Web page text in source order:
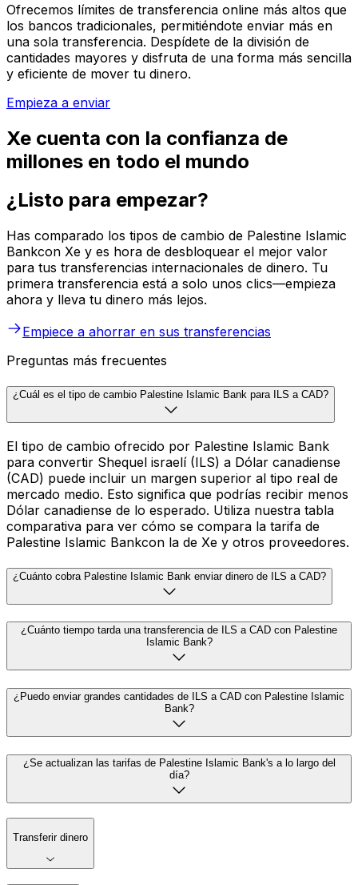
Ofrecemos límites de transferencia online más altos que
los bancos tradicionales, permitiéndote enviar más en
una sola transferencia. Despídete de la división de
cantidades mayores y disfruta de una forma más sencilla
y eficiente de mover tu dinero.
Empieza a enviar
Xe cuenta con la confianza de
millones en todo el mundo
¿Listo para empezar?
Has comparado los tipos de cambio de Palestine Islamic
Bankcon Xe y es hora de desbloquear el mejor valor
para tus transferencias internacionales de dinero. Tu
primera transferencia está a solo unos clics—empieza
ahora y lleva tu dinero más lejos.
Empiece a ahorrar en sus transferencias
Preguntas más frecuentes
¿Cuál es el tipo de cambio Palestine Islamic Bank para ILS a CAD?
El tipo de cambio ofrecido por Palestine Islamic Bank
para convertir Shequel israelí (ILS) a Dólar canadiense
(CAD) puede incluir un margen superior al tipo real de
mercado medio. Esto significa que podrías recibir menos
Dólar canadiense de lo esperado. Utiliza nuestra tabla
comparativa para ver cómo se compara la tarifa de
Palestine Islamic Bankcon la de Xe y otros proveedores.
¿Cuánto cobra Palestine Islamic Bank enviar dinero de ILS a CAD?
¿Cuánto tiempo tarda una transferencia de ILS a CAD con Palestine
Islamic Bank?
¿Puedo enviar grandes cantidades de ILS a CAD con Palestine Islamic
Bank?
¿Se actualizan las tarifas de Palestine Islamic Bank's a lo largo del
día?
Transferir dinero